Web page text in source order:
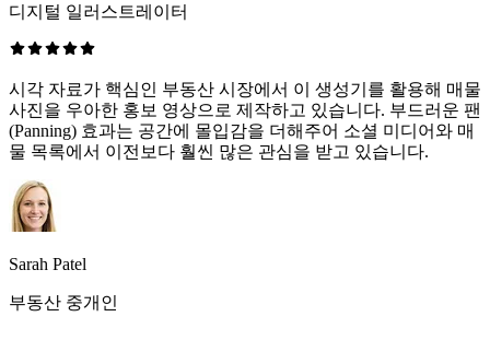
디지털 일러스트레이터
시각 자료가 핵심인 부동산 시장에서 이 생성기를 활용해 매물
사진을 우아한 홍보 영상으로 제작하고 있습니다. 부드러운 팬
(Panning) 효과는 공간에 몰입감을 더해주어 소셜 미디어와 매
물 목록에서 이전보다 훨씬 많은 관심을 받고 있습니다.
Sarah Patel
부동산 중개인